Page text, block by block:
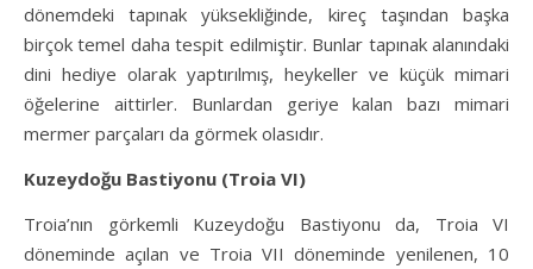
dönemdeki tapınak yüksekliğinde, kireç taşından başka
birçok temel daha tespit edilmiştir. Bunlar tapınak alanındaki
dini hediye olarak yaptırılmış, heykeller ve küçük mimari
öğelerine aittirler. Bunlardan geriye kalan bazı mimari
mermer parçaları da görmek olasıdır.
Kuzeydoğu Bastiyonu (Troia VI)
Troia’nın görkemli Kuzeydoğu Bastiyonu da, Troia VI
döneminde açılan ve Troia VII döneminde yenilenen, 10